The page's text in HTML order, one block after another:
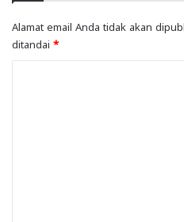
Alamat email Anda tidak akan
ditandai *